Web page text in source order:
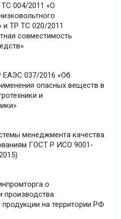
004/2011 «О
и ТР ТС 020/2011
совместимость
ЕАЭС 037/2016 «Об
опасных веществ в
и
менеджмента качества
ГОСТ Р ИСО 9001-
о
производства
на территории РФ